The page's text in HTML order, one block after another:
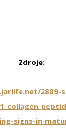
Zdroje:
2889-
collagen-
signs-in-